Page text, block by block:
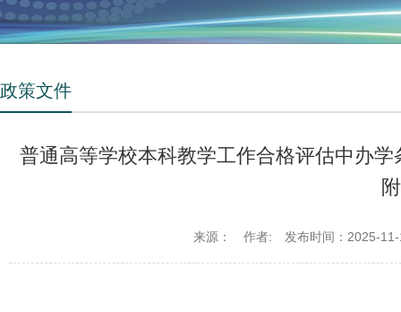
政策文件
普通高等学校本科教学工作合格评估中办
来源： 作者: 发布时间：2025-